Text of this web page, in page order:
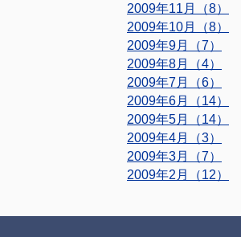
2009年11月（8）
2009年10月（8）
2009年9月（7）
2009年8月（4）
2009年7月（6）
2009年6月（14）
2009年5月（14）
2009年4月（3）
2009年3月（7）
2009年2月（12）